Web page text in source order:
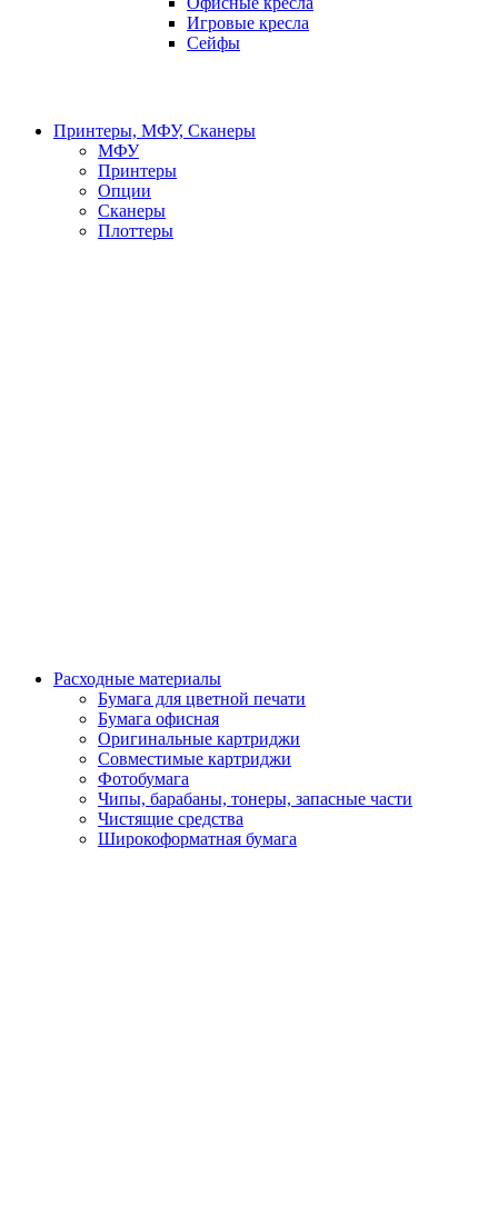
Игровые кресла
Сейфы
Принтеры, МФУ, Сканеры
МФУ
Принтеры
Опции
Сканеры
Плоттеры
Расходные материалы
Бумага для цветной печати
Бумага офисная
Оригинальные картриджи
Совместимые картриджи
Фотобумага
Чипы, барабаны, тонеры, запасные части
Чистящие средства
Широкоформатная бумага